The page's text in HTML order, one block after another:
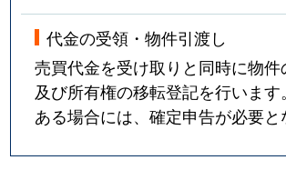
代金の受領・物件引渡し
売買代金を受け取りと同時に物件
及び所有権の移転登記を行いま
ある場合には、確定申告が必要と